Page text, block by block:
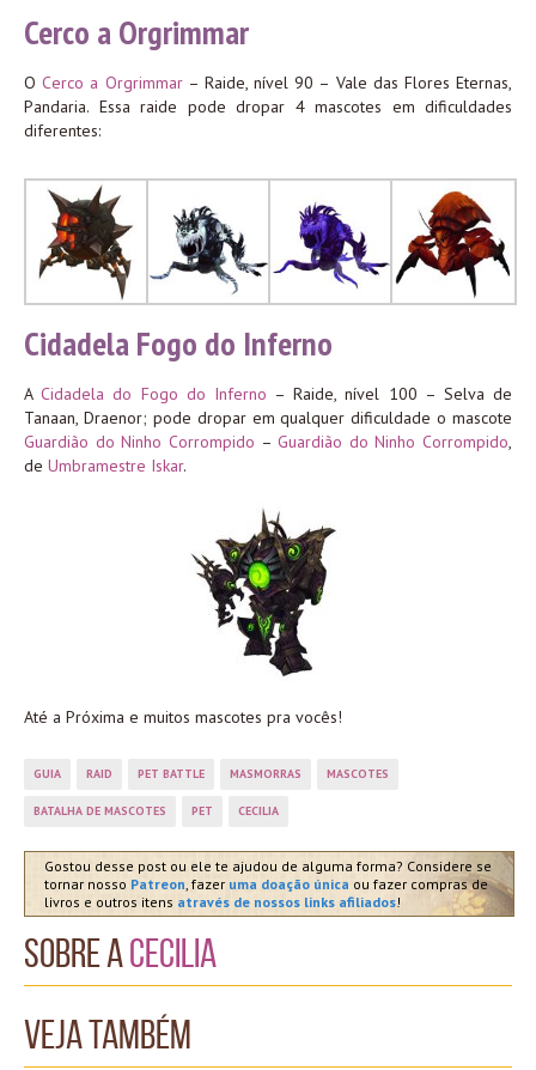
Cerco a Orgrimmar
OCerco a Orgrimmar– Raide, nível 90 – Vale das Flores Eternas,
Pandaria. Essa raide pode dropar 4 mascotes em dificuldades
diferentes:
Cidadela Fogo do Inferno
ACidadela do Fogo do Inferno – Raide, nível 100 – Selva de
Tanaan, Draenor; pode dropar em qualquer dificuldade o mascote
Guardião do Ninho Corrompido –Guardião do Ninho Corrompido,
de Umbramestre Iskar.
Até a Próxima e muitos mascotes pra vocês!
GUIA RAID PET BATTLE MASMORRAS MASCOTES
BATALHA DE MASCOTES PET CECILIA
Gostou desse post ou ele te ajudou de alguma forma? Considere se
tornar nosso Patreon , fazer uma doação única ou fazer compras de
livros e outros itens através de nossos links afiliados!
Sobre aCecilia
Veja também